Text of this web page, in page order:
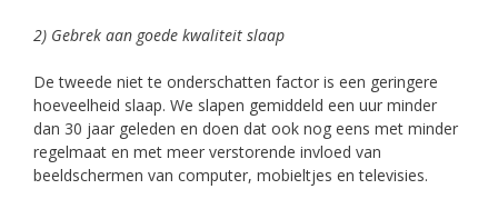
2) Gebrek aan goede kwaliteit slaap
De tweede niet te onderschatten factor is een geringere
hoeveelheid slaap. We slapen gemiddeld een uur minder
dan 30 jaar geleden en doen dat ook nog eens met minder
regelmaat en met meer verstorende invloed van
beeldschermen van computer, mobieltjes en televisies.